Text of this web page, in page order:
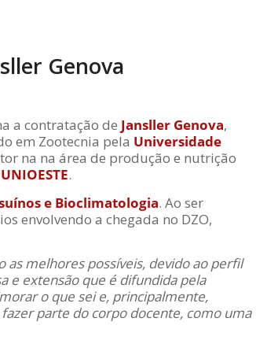
Genova
a contratação de Jansller Genova,
em Zootecnia pela Universidade
na na área de produção e nutrição
UNIOESTE.
e Bioclimatologia. Ao ser
envolvendo a chegada no DZO,
as melhores possíveis, devido ao perfil
e extensão que é difundida pela
o que sei e, principalmente,
parte do corpo docente, como uma